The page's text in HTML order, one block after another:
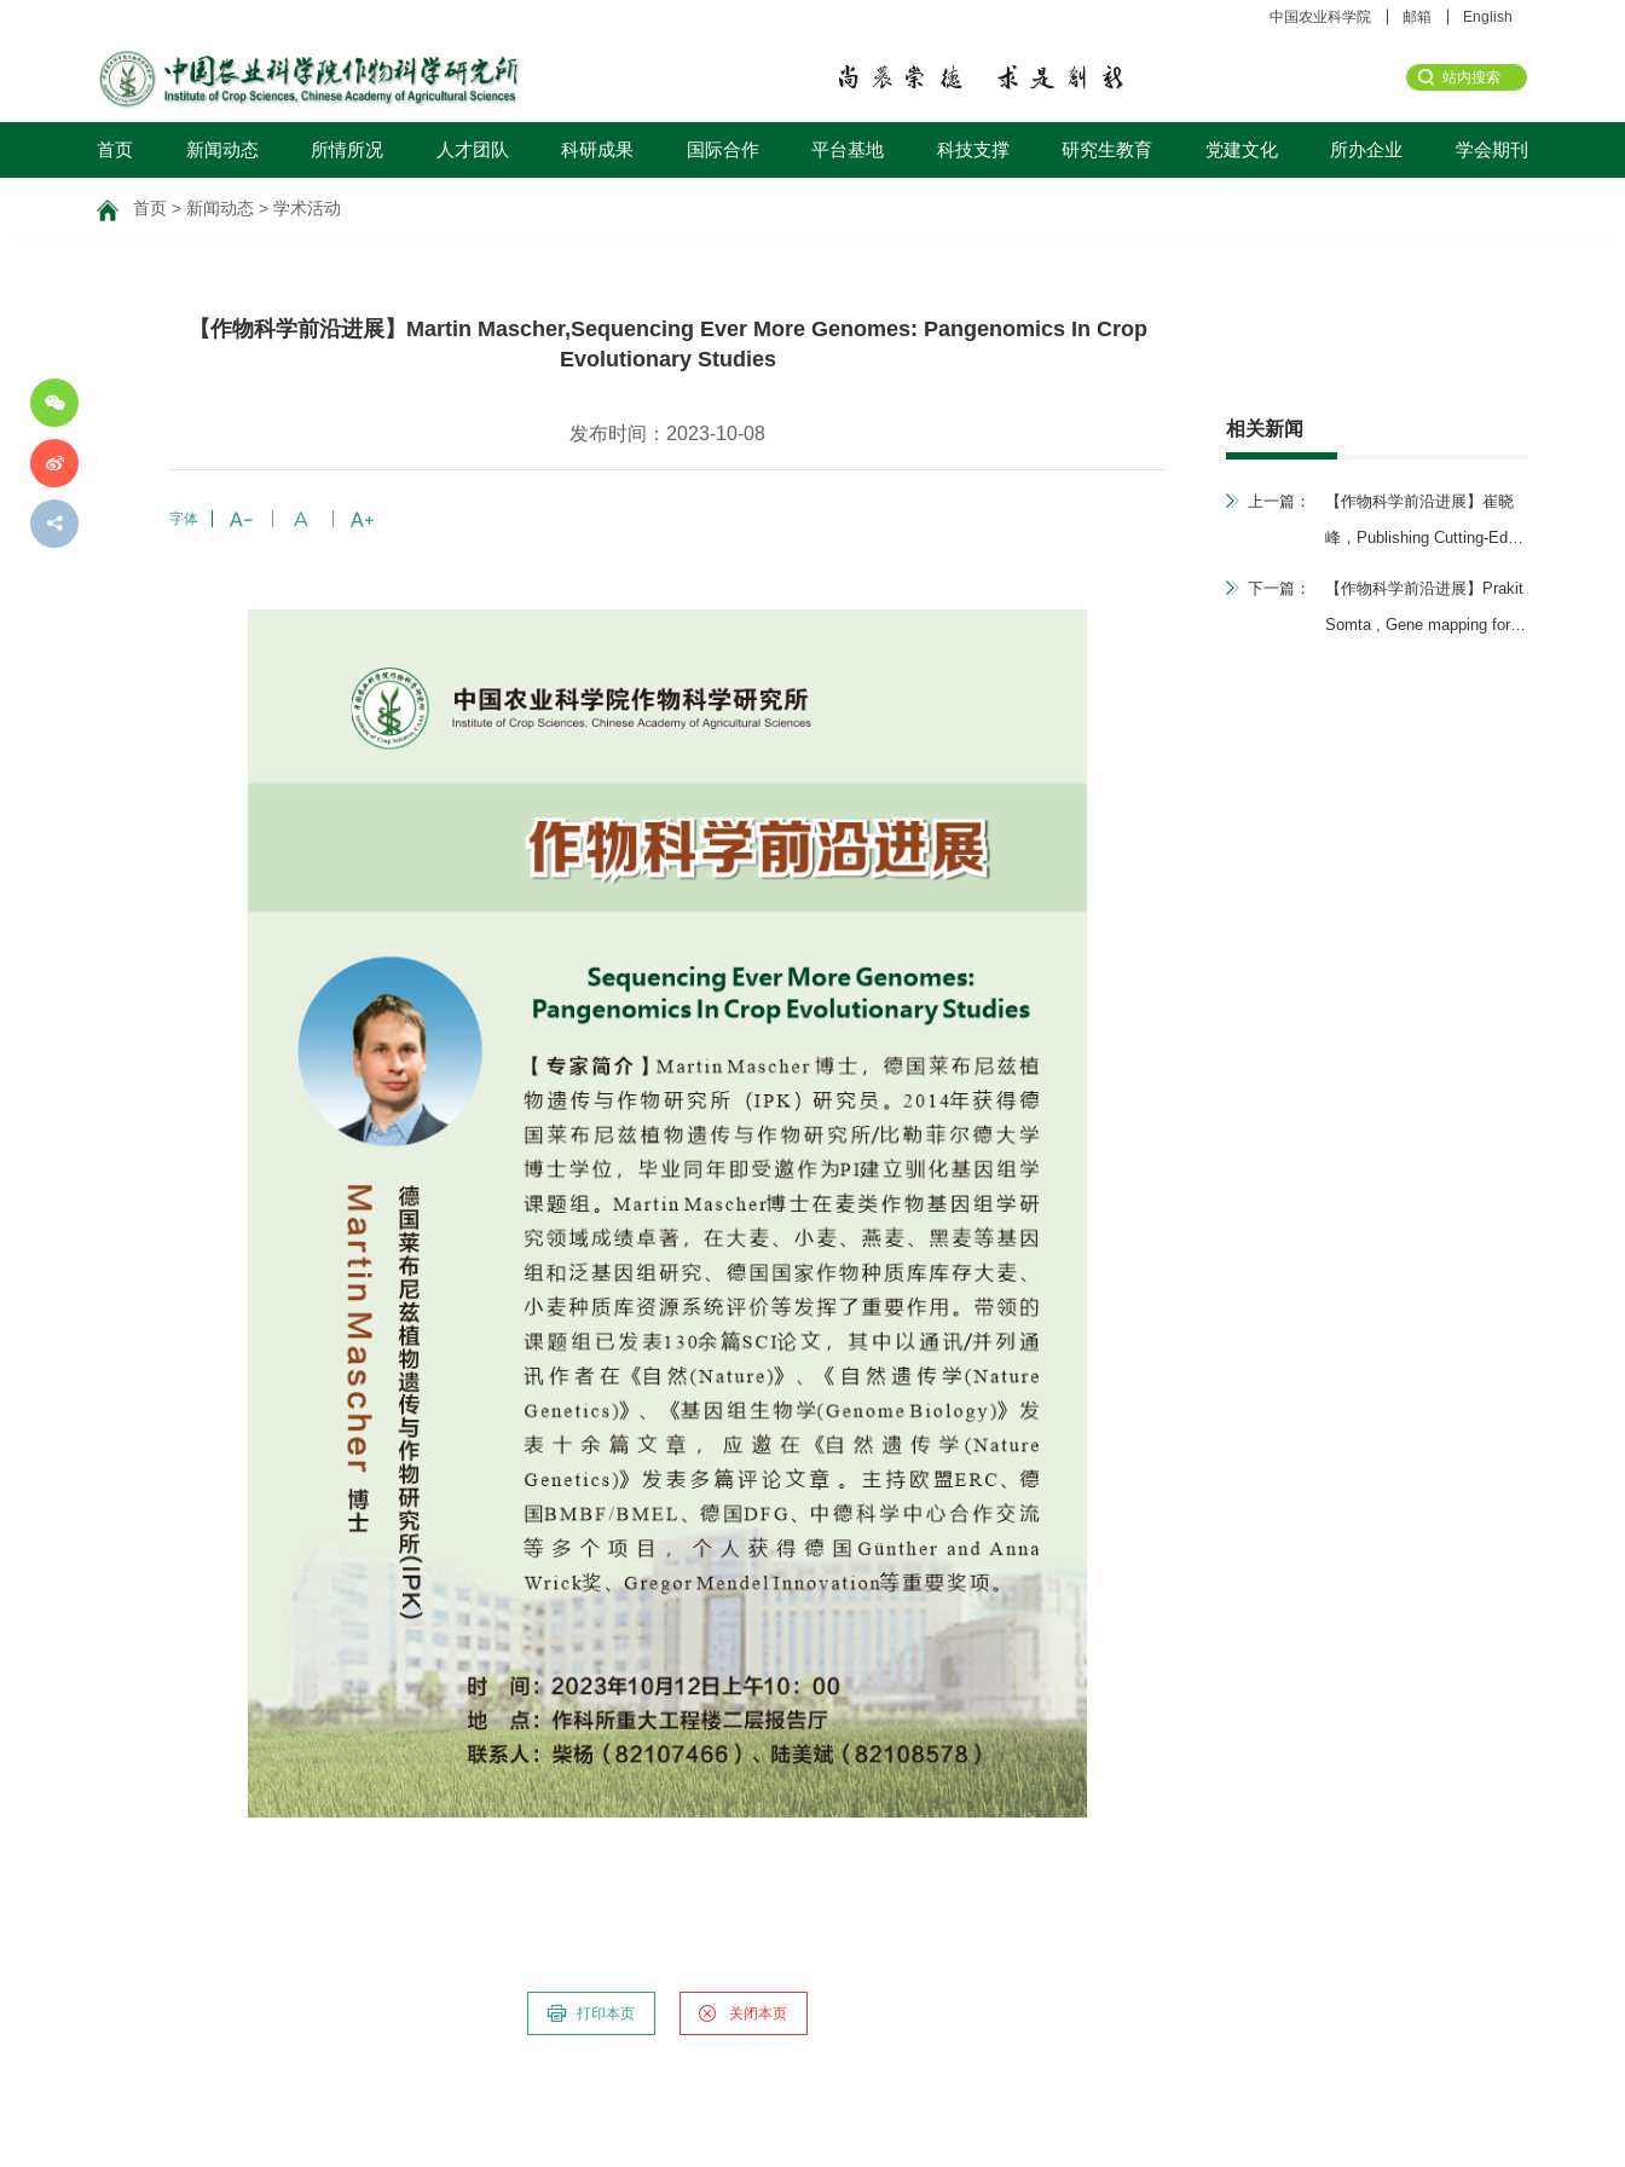
中国农业科学院 邮箱 English
首页 新闻动态 所情所况 人才团队 科研成果 国际合作 平台基地 科技支撑 研究生教育 党建文化 所办企业 学会期刊
首页 > 新闻动态 > 学术活动
【作物科学前沿进展】Martin Mascher,Sequencing Ever More Genomes: Pangenomics In Crop
Evolutionary Studies
发布时间：2023-10-08
字体
打印本页 关闭本页
相关新闻
上一篇：
【作物科学前沿进展】崔晓
峰，Publishing Cutting-Edge
下一篇：
【作物科学前沿进展】Prakit
Somta , Gene mapping for